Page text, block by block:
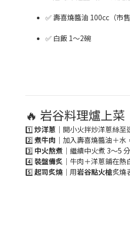
✅ 壽喜燒醬油 100cc（市
✅ 白飯 1～2碗
🔥 岩谷料理爐上
1️⃣炒洋蔥 ｜開小火拌炒洋蔥絲
2️⃣煮牛肉 ｜加入壽喜燒醬油＋
3️⃣ 中火熬煮 ｜繼續中火煮 3～5
4️⃣ 裝盤備炙 ｜牛肉＋洋蔥鋪在
5️⃣起司炙燒 ｜用岩谷點火槍炙燒